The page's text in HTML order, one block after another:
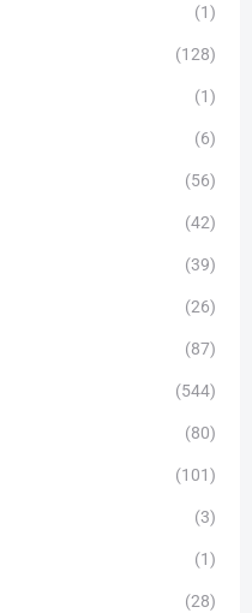
(1)
(128)
(1)
(6)
(56)
(42)
(39)
(26)
(87)
(544)
(80)
(101)
(3)
(1)
(28)